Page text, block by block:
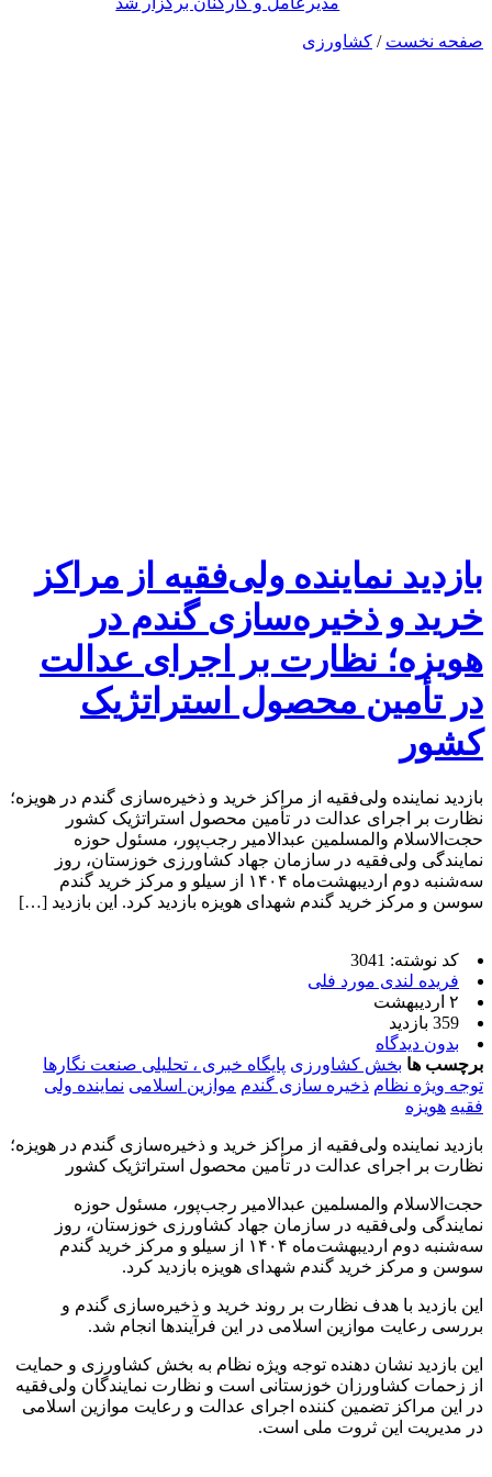
صفحه نخست / کشاورزی
بازدید نماینده ولی‌فقیه از مراکز
خرید و ذخیره‌سازی گندم در
هویزه؛ نظارت بر اجرای عدالت
در تأمین محصول استراتژیک
کشور
بازدید نماینده ولی‌فقیه از مراکز خرید و ذخیره‌سازی گندم در هویزه؛
نظارت بر اجرای عدالت در تأمین محصول استراتژیک کشور
حجت‌الاسلام والمسلمین عبدالامیر رجب‌پور، مسئول حوزه
نمایندگی ولی‌فقیه در سازمان جهاد کشاورزی خوزستان، روز
سه‌شنبه دوم اردیبهشت‌ماه ۱۴۰۴ از سیلو و مرکز خرید گندم
سوسن و مرکز خرید گندم شهدای هویزه بازدید کرد. این بازدید […]
کد نوشته: 3041
فریده لندی مورد فلی
۲ اردیبهشت
359 بازدید
بدون دیدگاه
برچسب ها بخش کشاورزی پایگاه خبری ، تحلیلی صنعت نگارها
توجه ویژه نظام ذخیره سازی گندم موازین اسلامی نماینده ولی
فقیه هویزه
بازدید نماینده ولی‌فقیه از مراکز خرید و ذخیره‌سازی گندم در هویزه؛
نظارت بر اجرای عدالت در تأمین محصول استراتژیک کشور
حجت‌الاسلام والمسلمین عبدالامیر رجب‌پور، مسئول حوزه
نمایندگی ولی‌فقیه در سازمان جهاد کشاورزی خوزستان، روز
سه‌شنبه دوم اردیبهشت‌ماه ۱۴۰۴ از سیلو و مرکز خرید گندم
سوسن و مرکز خرید گندم شهدای هویزه بازدید کرد.
این بازدید با هدف نظارت بر روند خرید و ذخیره‌سازی گندم و
بررسی رعایت موازین اسلامی در این فرآیندها انجام شد.
این بازدید نشان‌ دهنده توجه ویژه نظام به بخش کشاورزی و حمایت
از زحمات کشاورزان خوزستانی است و نظارت نمایندگان ولی‌فقیه
در این مراکز تضمین‌ کننده اجرای عدالت و رعایت موازین اسلامی
در مدیریت این ثروت ملی است.